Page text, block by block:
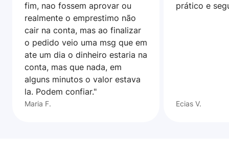
fim, nao fossem aprovar ou
realmente o emprestimo não
cair na conta, mas ao finalizar
o pedido veio uma msg que em
ate um dia o dinheiro estaria na
conta, mas que nada, em
alguns minutos o valor estava
la. Podem confiar."
Maria F.
prático e
Ecias V.